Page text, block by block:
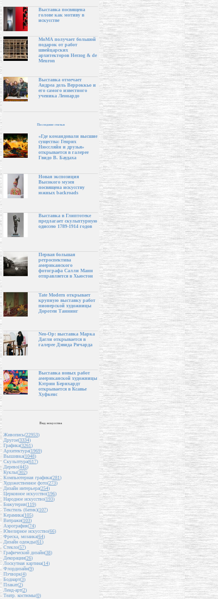
Выставка посвящена
голове как мотиву в
искусстве
МоМА получает большой
подарок от работ
швейцарских
архитекторов Herzog & de
Meuron
Выставка отмечает
Андреа дель Верроккьо и
его самого известного
ученика Леонардо
Последние статьи
«Где командовали высшие
существа: Генрих
Нюссляйн и друзья»
открывается в галерее
Гвидо В. Баудаха
Новая экспозиция
Высокого музея
посвящена искусству
южных backroads
Выставка в Глиптотеке
предлагает скульптурную
одиссею 1789-1914 годов
Первая большая
ретроспектива
американского
фотографа Салли Манн
отправляется в Хьюстон
Tate Modern открывает
крупную выставку работ
пионерской художницы
Доротеи Таннинг
Neo-Op: выставка Марка
Дагли открывается в
галерее Дэвида Ричарда
Выставка новых работ
американской художницы
Кэтрин Бернхардт
открывается в Ксавье
Хуфкенс
Вид искусства
Живопись(22953)
Другое(3334)
Графика(3261)
Архитектура(1969)
Вышивка(1048)
Скульптура(617)
Дерево(445)
Куклы(302)
Компьютерная графика(281)
Художественное фото(273)
Дизайн интерьера(254)
Церковное искусство(196)
Народное искусство(193)
Бижутерия(119)
Текстиль (батик)(107)
Керамика(105)
Витражи(103)
Аэрография(74)
Ювелирное искусство(66)
Фреска, мозаика(64)
Дизайн одежды(61)
Стекло(57)
Графический дизайн(38)
Декорации(26)
Лоскутная картина(14)
Флордизайн(9)
Пэчворк(4)
Бодиарт(3)
Плакат(2)
Ленд-арт(2)
Театр. костюмы(0)